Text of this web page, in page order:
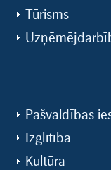
Tūrisms
Pašvaldības
Izglītība
Kultūra